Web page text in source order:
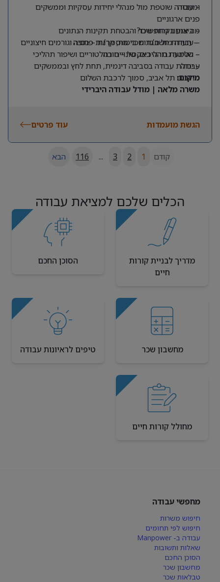
ומנוסה
– עבודה שוטפת מול מנהלי יחידות עסקיות וממשקים
פנים ארגוניים
– ביצוע בקרות שכר והבטחת תקינות הנתונים
– עבודה מול חברות ביטוח, קרנות פנסיה וגורמים חיצוניים
– הטמעת תהליכים, שינויים רגולטוריים ושיפור תהליכי
עבודה
מה אנחנו מחפשים?
– תעודת חשב/ת שכר מוסמך/ת – חובה
– שליטה גבוהה באקסל – חובה
– יכולת עבודה בסביבה דינמית, תחת לחץ ובממשקים
מרובים
מיקום: תל אביב, סמוך לרכבת השלום
משרה מלאה | מודל עבודה היברידי
הגשת מועמדות עוד פרטים
קודם 1
2
3
...
116 הבא
הכלים שלכם למציאת עבודה
מדריך לבניית קורות
חיים
הסוכן החכם
מחשבון שכר טיפים לראיונות עבודה
מחולל קורות חיים
מחפשי עבודה
חיפוש משרות
חיפוש לפי תחומים
עבודה ב- Manpower
שאלות ותשובות
הסוכן החכם
מחשבון שכר
טבלאות שכר